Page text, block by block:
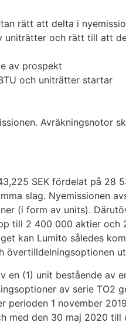
rätt att delta i
uniträtter och rätt till att
av prospekt
och uniträtter startar
Avräkningsnotor
SEK fördelat på 28
slag. Nyemissionen
(i form av units).
till 2 400 000 aktier
kan Lumito således
övertilldelningsoptionen
(1) unit bestående av
av serie
1 november
med den 30 maj 2020 till